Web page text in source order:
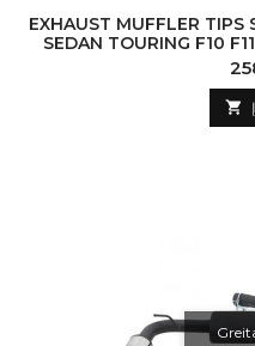
EXHAUST MUFFLER TIPS
SEDAN TOURING F10
SQUARE
